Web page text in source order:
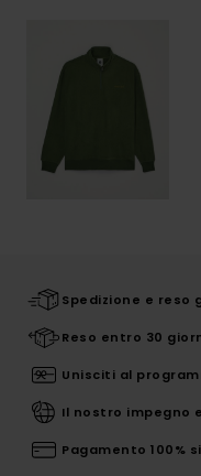
Spedizione e reso
Reso entro 30
Unisciti al
Il nostro impegno
Pagamento 100%